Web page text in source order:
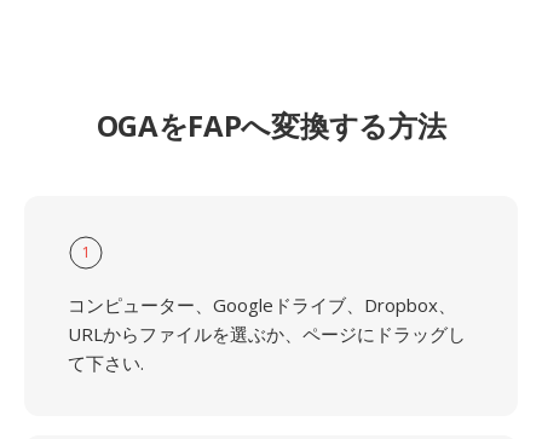
OGAをFAPへ変換する方法
1
コンピューター、Googleドライブ、Dropbox、
URLからファイルを選ぶか、ページにドラッグし
て下さい.